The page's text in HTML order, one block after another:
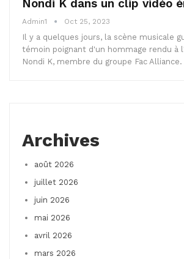
Nondi K dans un clip vidéo
Admin1 Oct 25, 2023
Il y a quelques jours, la scène musicale
témoin poignant d'un hommage rendu à
Nondi K, membre du groupe Fac
Archives
août 2026
juillet 2026
juin 2026
mai 2026
avril 2026
mars 2026